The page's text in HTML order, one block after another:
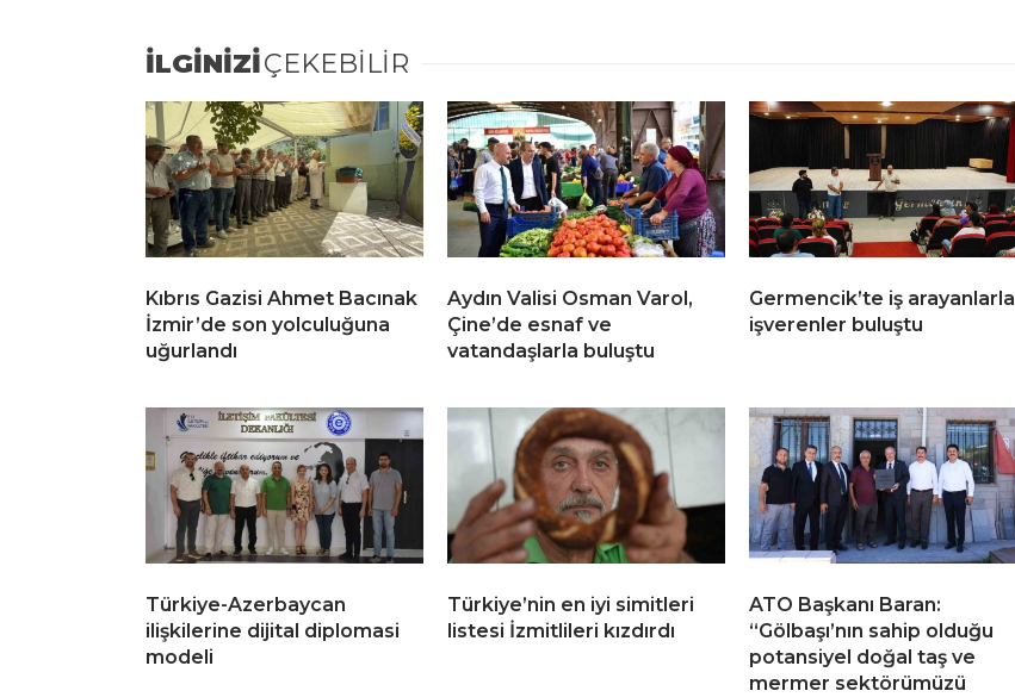
İLGİNİZİÇEKEBİLİR
Kıbrıs Gazisi Ahmet Bacınak
İzmir’de son yolculuğuna
uğurlandı
Aydın Valisi Osman Varol,
Çine’de esnaf ve
vatandaşlarla buluştu
Germencik’te iş arayanlarla
işverenler buluştu
Türkiye-Azerbaycan
ilişkilerine dijital diplomasi
modeli
Türkiye’nin en iyi simitleri
listesi İzmitlileri kızdırdı
ATO Başkanı Baran:
“Gölbaşı’nın sahip olduğu
potansiyel doğal taş ve
mermer sektörümüzü